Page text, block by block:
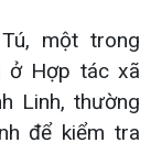
một trong
ở Hợp tác xã
Linh, thường
để kiểm tra